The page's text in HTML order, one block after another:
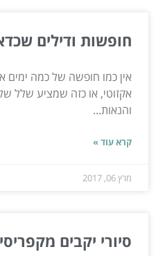
חופשות ודילים
אין כמו חופשה של כמה ימים
אקזוטי, או כזה שמציע שלל
והנאות...
קרא עוד »
מרץ 06, 2017
סיורי יקבים